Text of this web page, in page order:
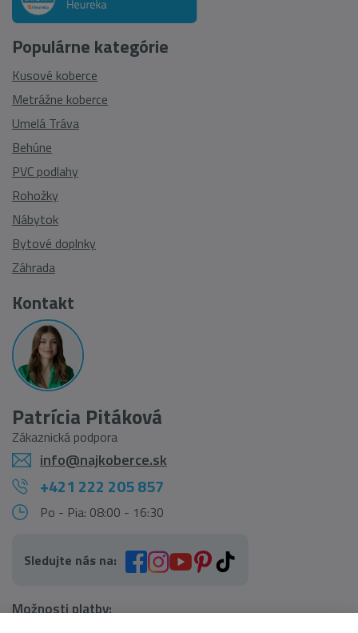
Populárne kategórie
Kusové koberce
Metrážne koberce
Umelá Tráva
Behúne
PVC podlahy
Rohožky
Nábytok
Bytové doplnky
Záhrada
Kontakt
Patrícia Pitáková
Zákaznická podpora
info@najkoberce.sk
+421 222 205 857
Po - Pia: 08:00 - 16:30
Sledujte nás na:
Možnosti platby: